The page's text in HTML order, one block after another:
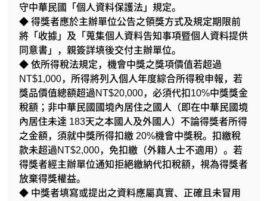
守中華民國「個人資料保護法」規定。
◆ 得獎者應於主辦單位公告之領獎方式及規定期限前
將「收據」及「蒐集個人資料告知事項暨個人資料提供
同意書」，親簽詳填後交付主辦單位。
◆ 依所得稅法規定，機會中獎之獎項價值若超過
NT$1,000，所得將列入個人年度綜合所得稅申報，若
獎品價值總額超過NT$20,000，必須代扣10%中獎獎金
稅額；非中華民國國境內居住之國人（即在中華民國境
內居住未達 183天之本國人及外國人）不論得獎者所得
之金額，須就中獎所得扣繳 20%機會中獎稅。扣繳稅
款未超過NT$2,000，免扣繳（外籍人士不適用）。若
得獎者經主辦單位通知拒絕繳納代扣稅額，視為得獎者
放棄得獎權益。
◆ 中獎者填寫或提出之資料應屬真實、正確且未冒用